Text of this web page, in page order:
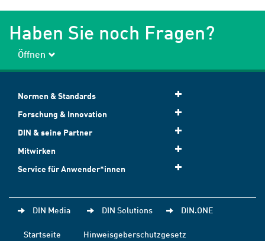
Haben Sie noch Fragen?
Öffnen
Normen & Standards
Forschung & Innovation
DIN & seine Partner
Mitwirken
Service für Anwender*innen
DIN Media DIN Solutions DIN.ONE
Startseite
Hinweisgeberschutzgesetz